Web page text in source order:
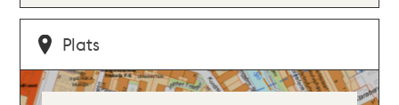
Plats